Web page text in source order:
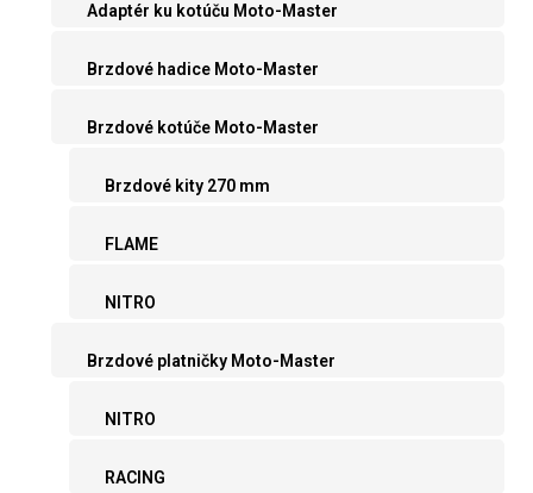
Adaptér ku kotúču Moto-Master
Brzdové hadice Moto-Master
Brzdové kotúče Moto-Master
Brzdové kity 270 mm
FLAME
NITRO
Brzdové platničky Moto-Master
NITRO
RACING